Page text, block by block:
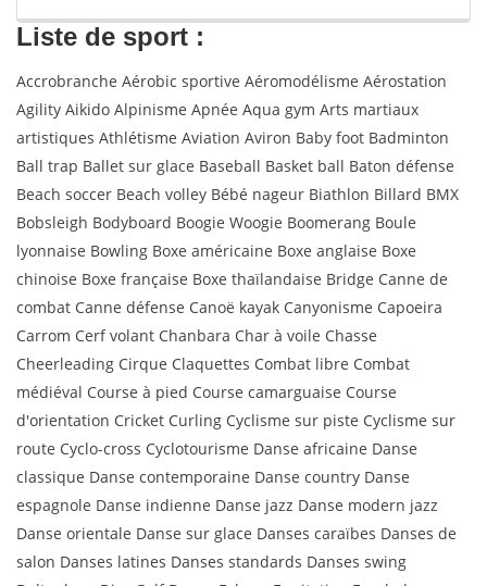
Liste de sport :
Accrobranche Aérobic sportive Aéromodélisme Aérostation
Agility Aikido Alpinisme Apnée Aqua gym Arts martiaux
artistiques Athlétisme Aviation Aviron Baby foot Badminton
Ball trap Ballet sur glace Baseball Basket ball Baton défense
Beach soccer Beach volley Bébé nageur Biathlon Billard BMX
Bobsleigh Bodyboard Boogie Woogie Boomerang Boule
lyonnaise Bowling Boxe américaine Boxe anglaise Boxe
chinoise Boxe française Boxe thaïlandaise Bridge Canne de
combat Canne défense Canoë kayak Canyonisme Capoeira
Carrom Cerf volant Chanbara Char à voile Chasse
Cheerleading Cirque Claquettes Combat libre Combat
médiéval Course à pied Course camarguaise Course
d'orientation Cricket Curling Cyclisme sur piste Cyclisme sur
route Cyclo-cross Cyclotourisme Danse africaine Danse
classique Danse contemporaine Danse country Danse
espagnole Danse indienne Danse jazz Danse modern jazz
Danse orientale Danse sur glace Danses caraïbes Danses de
salon Danses latines Danses standards Danses swing